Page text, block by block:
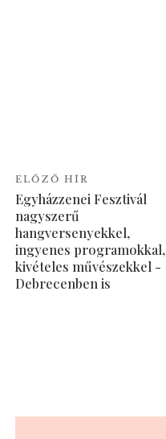
ELŐZŐ HÍR
Egyházzenei Fesztivál
nagyszerű
hangversenyekkel,
ingyenes programokkal,
kivételes művészekkel -
Debrecenben is